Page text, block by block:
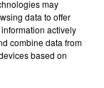
DEAN
Fall In Love)
may
data to offer
actively
combine data from
based on